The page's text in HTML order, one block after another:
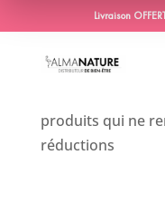
Livraison
produits qui ne
réductions